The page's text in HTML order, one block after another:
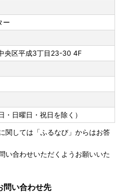
ー
央区平成3丁目23-30 4F
日曜日・祝日を除く）
関しては「ふるなび」からはお答
い合わせいただくようお願いいた
問い合わせ先